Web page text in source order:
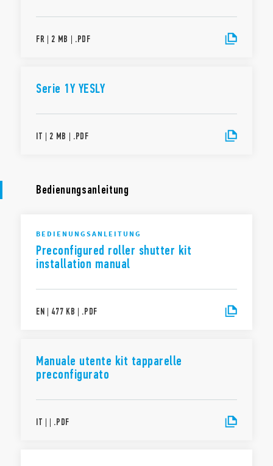
FR | 2 MB | .PDF
Serie 1Y YESLY
IT | 2 MB | .PDF
Bedienungsanleitung
BEDIENUNGSANLEITUNG
Preconfigured roller shutter kit
installation manual
EN | 477 KB | .PDF
Manuale utente kit tapparelle
preconfigurato
IT | | .PDF